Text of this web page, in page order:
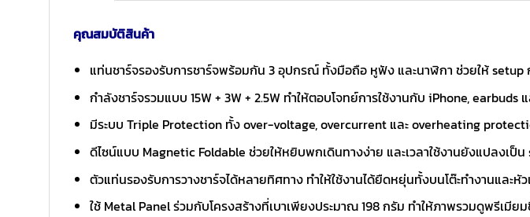
คุณสมบัติสินค้า
แท่นชาร์จรองรับการชาร์จพร้อมกัน 3 อุปกรณ์ ทั้งมือถือ หูฟัง และนาฬิกา ช่วยให้ setup
กำลังชาร์จรวมแบบ 15W + 3W + 2.5W ทำให้ตอบโจทย์การใช้งานกับ iPhone, earbuds
มีระบบ Triple Protection ทั้ง over-voltage, overcurrent และ overheating
ดีไซน์แบบ Magnetic Foldable ช่วยให้หยิบพกเดินทางง่าย และเวลาใช้งานยังแปลงเ
ตัวแท่นรองรับการวางชาร์จได้หลายทิศทาง ทำให้ใช้งานได้ยืดหยุ่นทั้งบนโต๊ะทำงานและหั
ใช้ Metal Panel ร่วมกับโครงสร้างที่เบาเพียงประมาณ 198 กรัม ทำให้ภาพรวมดูพรีเมีย